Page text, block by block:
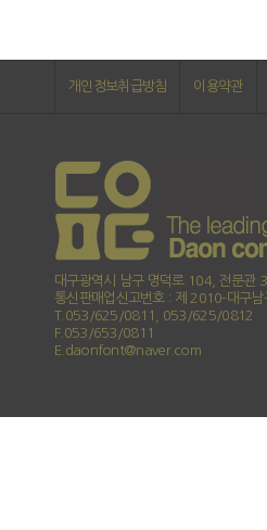
개인정보취급방침 이용약관
대구광역시 남구 명덕로 104, 전문관
통신판매업신고번호 : 제 2010-대구
T.053/625/0811, 053/625/0812
F.053/653/0811
E.daonfont@naver.com